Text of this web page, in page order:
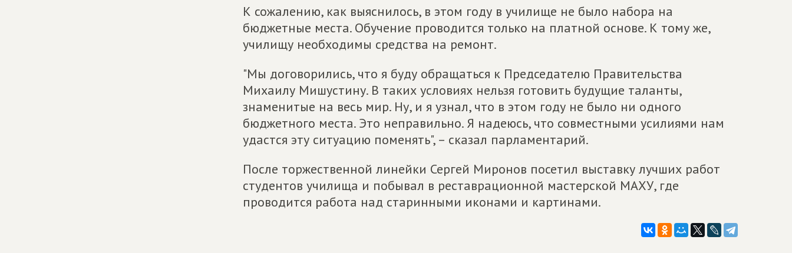
К сожалению, как выяснилось, в этом году в училище не было набора на
бюджетные места. Обучение проводится только на платной основе. К тому же,
училищу необходимы средства на ремонт.
"Мы договорились, что я буду обращаться к Председателю Правительства
Михаилу Мишустину. В таких условиях нельзя готовить будущие таланты,
знаменитые на весь мир. Ну, и я узнал, что в этом году не было ни одного
бюджетного места. Это неправильно. Я надеюсь, что совместными усилиями нам
удастся эту ситуацию поменять", – сказал парламентарий.
После торжественной линейки Сергей Миронов посетил выставку лучших работ
студентов училища и побывал в реставрационной мастерской МАХУ, где
проводится работа над старинными иконами и картинами.